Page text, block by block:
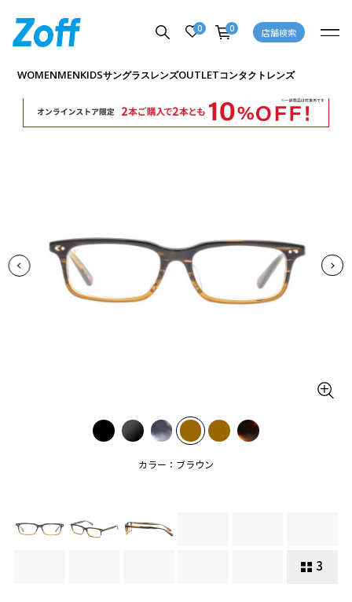
0 0 店舗検索
WOMENMENKIDSサングラスレンズOUTLETコンタクトレンズ
カラー：ブラウン
3
商品詳細ページへ